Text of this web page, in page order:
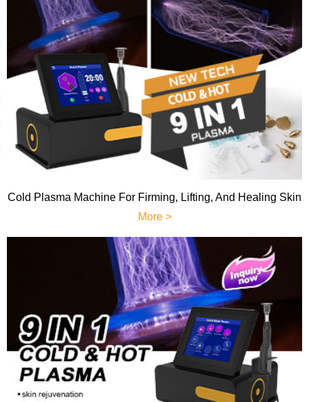
Cold Plasma Machine For Firming, Lifting, And Healing Skin
More >